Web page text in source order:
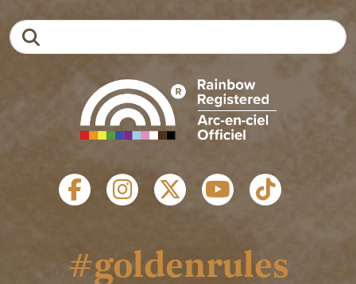
LIENS SOCIAUX
#goldenrules